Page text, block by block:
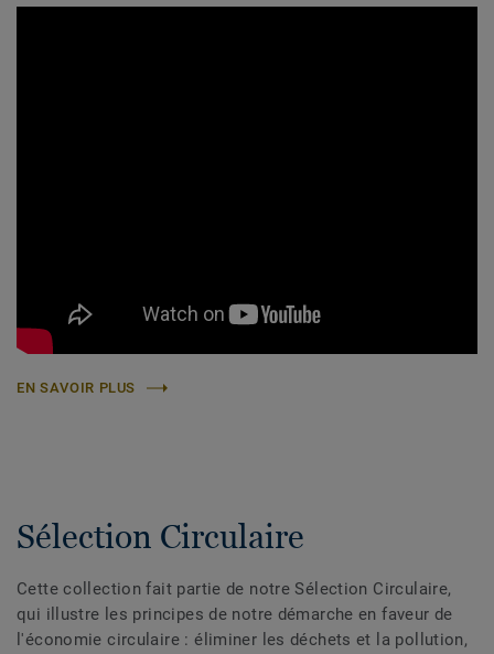
EN SAVOIR PLUS
Sélection Circulaire
Cette collection fait partie de notre Sélection Circulaire,
qui illustre les principes de notre démarche en faveur de
l'économie circulaire : éliminer les déchets et la pollution,